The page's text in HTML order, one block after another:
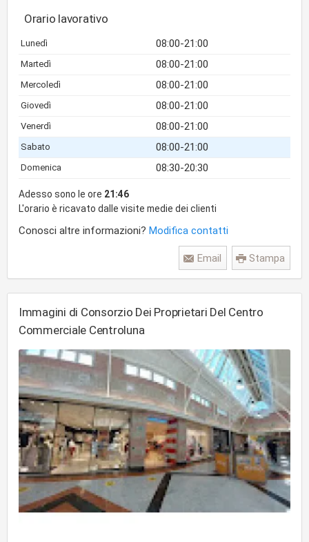
Orario lavorativo
Lunedì 08:00-21:00
Martedì 08:00-21:00
Mercoledì 08:00-21:00
Giovedì 08:00-21:00
Venerdì 08:00-21:00
Sabato 08:00-21:00
Domenica 08:30-20:30
Adesso sono le ore 21:46
L'orario è ricavato dalle visite medie dei clienti
Conosci altre informazioni? Modifica contatti
Stampa
Email
Immagini di Consorzio Dei Proprietari Del Centro
Commerciale Centroluna